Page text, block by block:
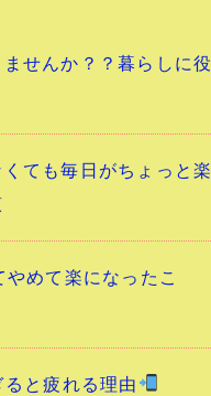
せんか？？暮らしに役
ても毎日がちょっと楽
めて楽になったこ
と疲れる理由